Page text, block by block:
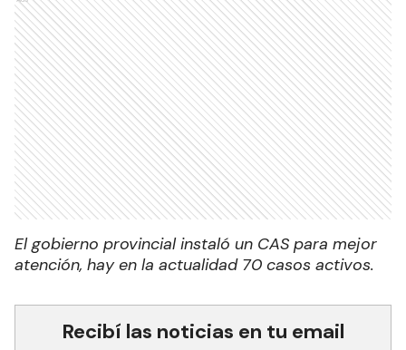
El gobierno provincial instaló un CAS para mejor
atención, hay en la actualidad 70 casos activos.
Recibí las noticias en tu email